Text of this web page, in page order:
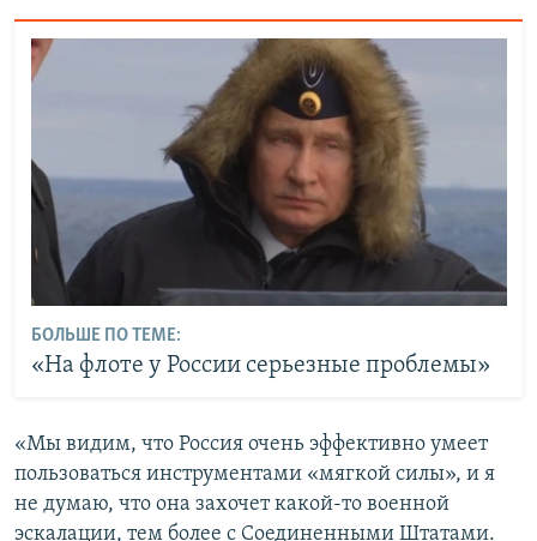
БОЛЬШЕ ПО ТЕМЕ:
«На флоте у России серьезные проблемы»
«Мы видим, что Россия очень эффективно умеет
пользоваться инструментами «мягкой силы», и я
не думаю, что она захочет какой-то военной
эскалации, тем более с Соединенными Штатами.